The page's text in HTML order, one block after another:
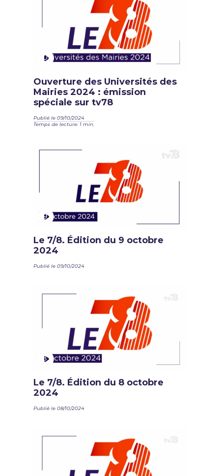
Ouverture des Universités des
Mairies 2024 : émission
spéciale sur tv78
Publié le 09/10/2024
Temps de lecture: 1 min.
Le 7/8. Édition du 9 octobre
2024
Publié le 09/10/2024
Le 7/8. Édition du 8 octobre
2024
Publié le 08/10/2024